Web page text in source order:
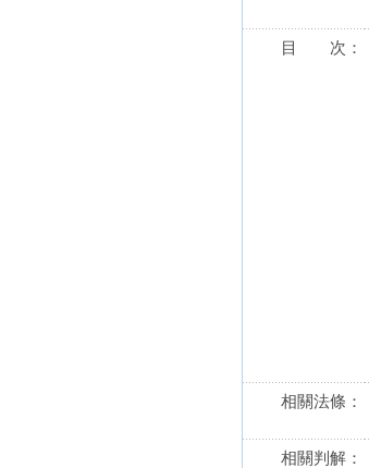
目 次：
相關法條：
相關判解：